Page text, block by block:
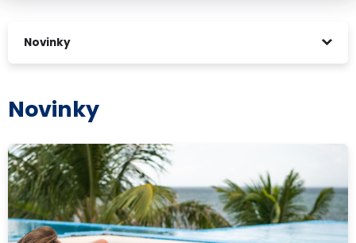
Novinky
Novinky